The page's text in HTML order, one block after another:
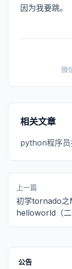
因为我要跳。
微
相关文章
python程序员
上一篇
初学tornado之
helloworld（二
公告